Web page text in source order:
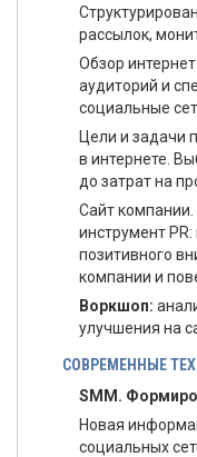
рассылок,
Обзор
аудиторий и
социальные
Цели и задачи
в интернете.
до затрат на
Сайт компании.
инструмент
позитивного
компании и
Воркшоп:
улучшения на
СОВРЕМЕННЫЕ
SMM.
Новая
социальных